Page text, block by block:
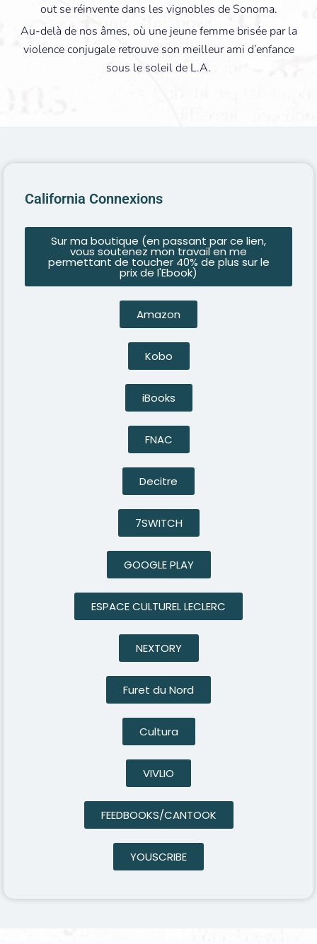
out se réinvente dans les vignobles de Sonoma.
Au-delà de nos âmes, où une jeune femme brisée par la
violence conjugale retrouve son meilleur ami d’enfance
sous le soleil de L.A.
California Connexions
Sur ma boutique (en passant par ce lien,
vous soutenez mon travail en me
permettant de toucher 40% de plus sur le
prix de l'Ebook)
Amazon
Kobo
iBooks
FNAC
Decitre
7SWITCH
GOOGLE PLAY
ESPACE CULTUREL LECLERC
NEXTORY
Furet du Nord
Cultura
VIVLIO
FEEDBOOKS/CANTOOK
YOUSCRIBE